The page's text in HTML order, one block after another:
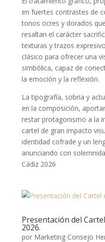
en fuertes contrastes de
tonos ocres y dorados
resaltan el carácter
texturas y trazos
clásico para ofrecer una
simbólica, capaz de
la emoción y la reflexión.
La tipografía, sobria y
en la composición,
restar protagonismo a la
cartel de gran impacto
identidad cofrade y un
anunciando con
Cádiz 2026
Presentación del
2026.
por Marketing Consejo